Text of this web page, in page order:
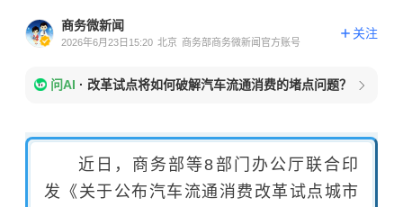
商务微新闻
2026年6月23日15:20 北京 商务部商务微新闻官方账号
关注
问AI · 改革试点将如何破解汽车流通消费的堵点问题？
近日，商务部等8部门办公厅联合印
发《关于公布汽车流通消费改革试点城市